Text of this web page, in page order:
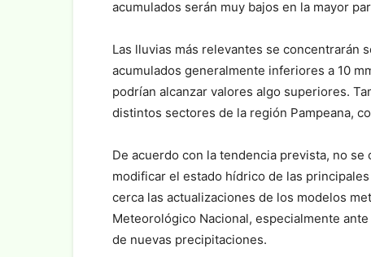
acumulados serán muy bajos en la mayor
Las lluvias más relevantes se concentrarán
acumulados generalmente inferiores a 10
podrían alcanzar valores algo superiores.
distintos sectores de la región Pampeana,
De acuerdo con la tendencia prevista, no
modificar el estado hídrico de las
cerca las actualizaciones de los modelos
Meteorológico Nacional, especialmente
de nuevas precipitaciones.